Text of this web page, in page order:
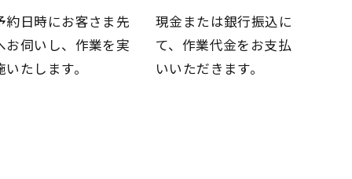
約日時にお客さま先
お伺いし、 作業を実
いたします。
現金または銀行振込に
て、 作業代金をお支払
いいただきます。